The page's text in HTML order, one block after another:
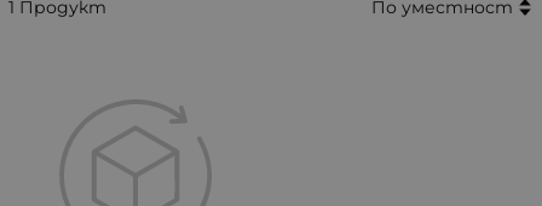
1 Продукт По уместност